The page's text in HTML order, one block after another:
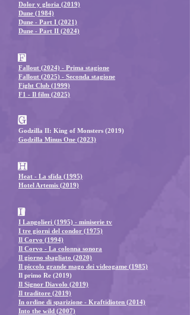
Dolor y gloria (2019)
Dune (1984)
Dune - Part I (2021)
Dune - Part II (2024)
F
Fallout (2024) - Prima stagione
Fallout (2025) - Seconda stagione
Fight Club (1999)
F1 - Il film (2025)
G
Godzilla II: King of Monsters (2019)
Godzilla Minus One (2023)
H
Heat - La sfida (1995)
Hotel Artemis (2019)
I
I Langolieri (1995) - miniserie tv
I tre giorni del condor (1975)
Il Corvo (1994)
Il Corvo - La colonna sonora
Il giorno sbagliato (2020)
Il piccolo grande mago dei videogame (1985)
Il primo Re (2019)
Il Signor Diavolo (2019)
Il traditore (2019)
In ordine di sparizione - Kraftidioten (2014)
Into the wild (2007)